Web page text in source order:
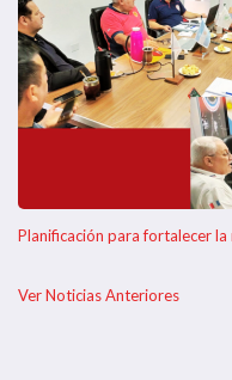
Planificación para fortalecer la
Ver Noticias Anteriores